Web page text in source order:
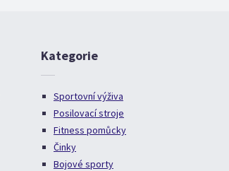
Kategorie
Sportovní výživa
Posilovací stroje
Fitness pomůcky
Činky
Bojové sporty